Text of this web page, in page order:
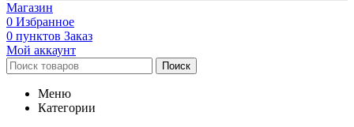
Магазин
0 Избранное
0 пунктов Заказ
Мой аккаунт
Поиск
Меню
Категории